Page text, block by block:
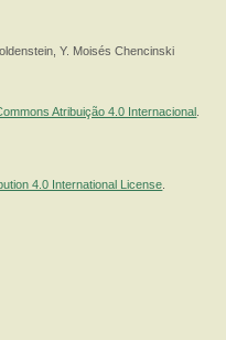
Y. Moisés Chencinski
Atribuição 4.0 Internacional
4.0 International License